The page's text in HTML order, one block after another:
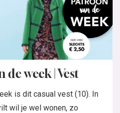
week | Vest
is dit casual vest (10). In
wil je wel wonen, zo